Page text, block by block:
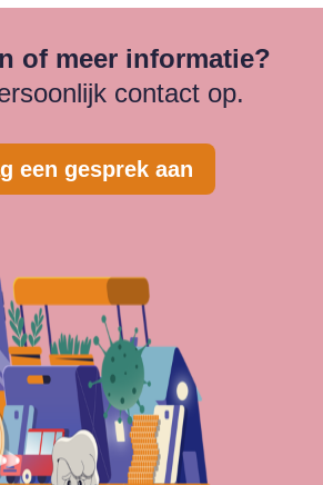
of meer informatie?
contact op.
een gesprek aan